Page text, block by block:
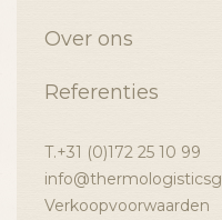
Over ons
Referenties
T.+31 (0)172 25 10 99
Verkoopvoorwaarden